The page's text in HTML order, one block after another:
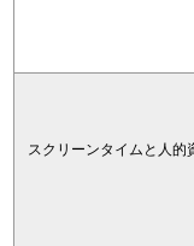
スクリーンタイムと人的